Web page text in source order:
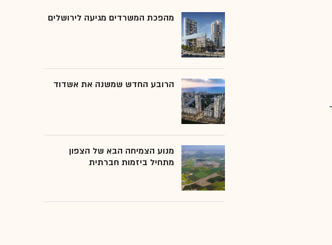
מהפכת המשרדים מגיעה לירושלים
הרובע החדש שמשנה את אשדוד
מנוע הצמיחה הבא של הצפון
מתחיל ביזמות חברתית